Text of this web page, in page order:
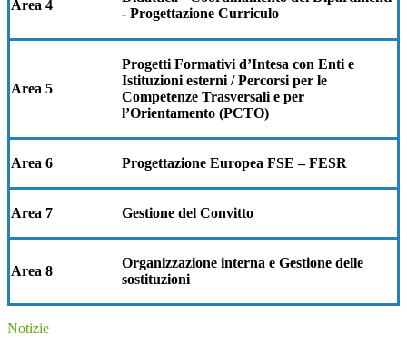
Area 4
- Progettazione Curriculo
Area 5
Progetti Formativi d’Intesa con Enti e
Istituzioni esterni / Percorsi per le
Competenze Trasversali e per
l’Orientamento (PCTO)
Area 6 Progettazione Europea FSE – FESR
Area 7 Gestione del Convitto
Area 8
Organizzazione interna e Gestione delle
sostituzioni
Notizie